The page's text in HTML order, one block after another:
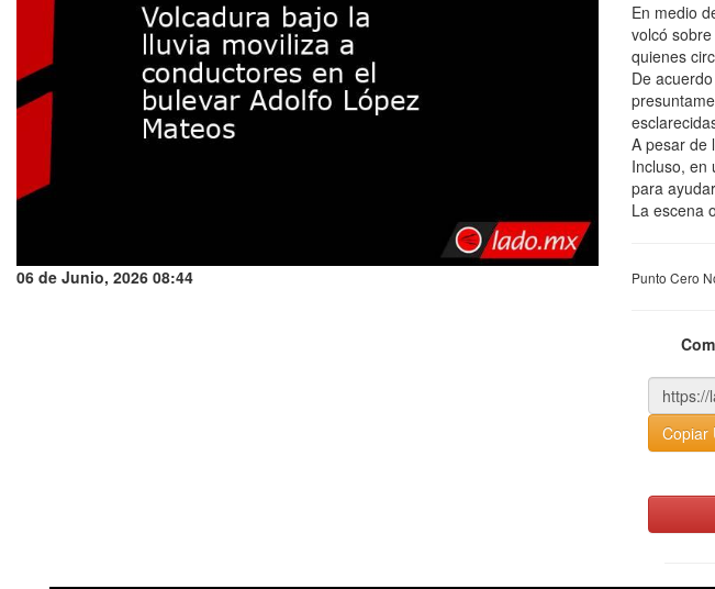
06 de Junio, 2026 08:44
En medio
volcó
quienes
De
A pesar de
Incluso, en
para
La escena
Punto Cero
Copiar